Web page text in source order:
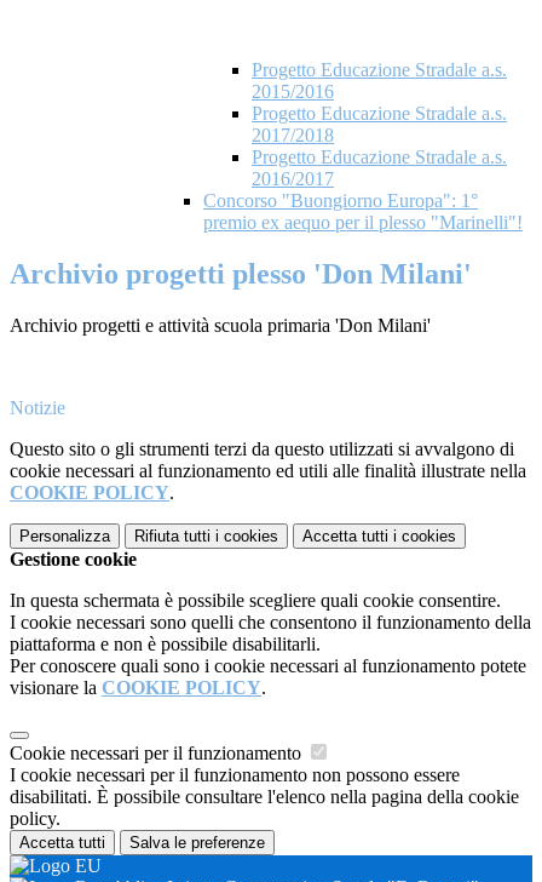
Progetto Educazione Stradale a.s.
2015/2016
Progetto Educazione Stradale a.s.
2017/2018
Progetto Educazione Stradale a.s.
2016/2017
Concorso "Buongiorno Europa": 1°
premio ex aequo per il plesso "Marinelli"!
Archivio progetti plesso 'Don Milani'
Archivio progetti e attività scuola primaria 'Don Milani'
Notizie
Questo sito o gli strumenti terzi da questo utilizzati si avvalgono di
cookie necessari al funzionamento ed utili alle finalità illustrate nella
COOKIE POLICY.
Personalizza Rifiuta tutti i cookies Accetta tutti i cookies
Gestione cookie
In questa schermata è possibile scegliere quali cookie consentire.
I cookie necessari sono quelli che consentono il funzionamento della
piattaforma e non è possibile disabilitarli.
Per conoscere quali sono i cookie necessari al funzionamento potete
visionare la COOKIE POLICY.
Cookie necessari per il funzionamento
I cookie necessari per il funzionamento non possono essere
disabilitati. È possibile consultare l'elenco nella pagina della cookie
policy.
Accetta tutti Salva le preferenze